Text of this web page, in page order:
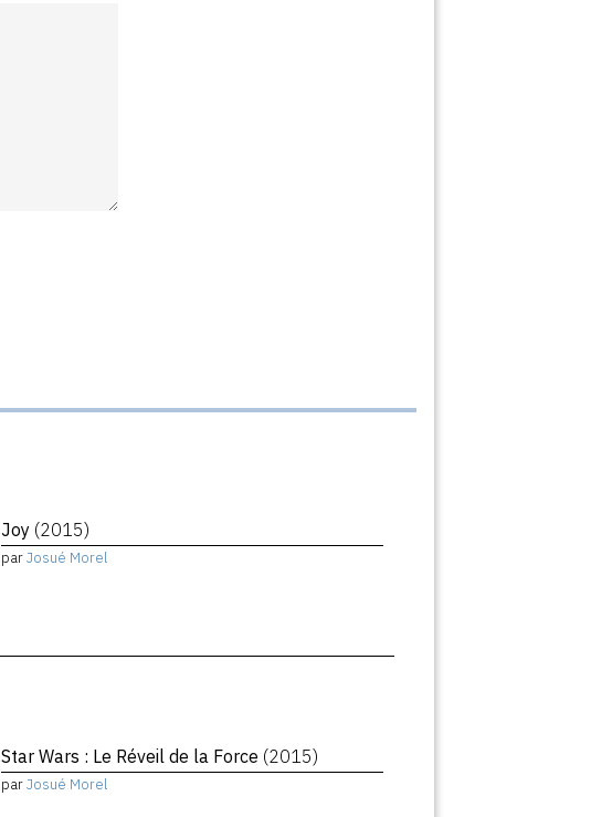
Joy (2015)
parJosué Morel
Star Wars : Le Réveil de la Force (2015)
parJosué Morel